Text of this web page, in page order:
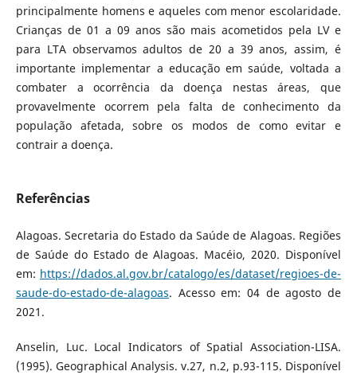
principalmente homens e aqueles com menor escolaridade.
Crianças de 01 a 09 anos são mais acometidos pela LV e
para LTA observamos adultos de 20 a 39 anos, assim, é
importante implementar a educação em saúde, voltada a
combater a ocorrência da doença nestas áreas, que
provavelmente ocorrem pela falta de conhecimento da
população afetada, sobre os modos de como evitar e
contrair a doença.
Referências
Alagoas. Secretaria do Estado da Saúde de Alagoas. Regiões
de Saúde do Estado de Alagoas. Macéio, 2020. Disponível
em: https://dados.al.gov.br/catalogo/es/dataset/regioes-de-
saude-do-estado-de-alagoas. Acesso em: 04 de agosto de
2021.
Anselin, Luc. Local Indicators of Spatial Association-LISA.
(1995). Geographical Analysis. v.27, n.2, p.93-115. Disponível